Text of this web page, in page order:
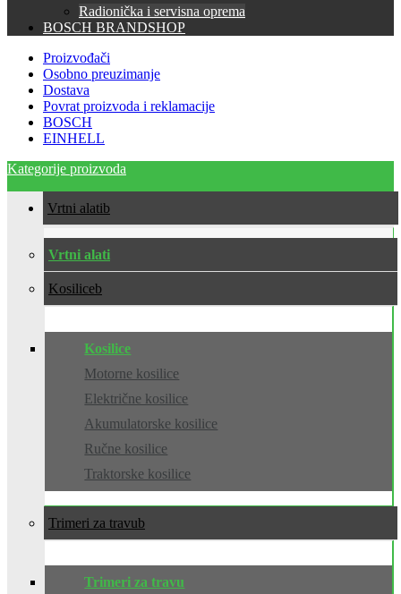
Radionička i servisna oprema
BOSCH BRANDSHOP
Proizvođači
Osobno preuzimanje
Dostava
Povrat proizvoda i reklamacije
BOSCH
EINHELL
Kategorije proizvoda
Vrtni alati
Vrtni alati
Kosilice
Kosilice
Motorne kosilice
Električne kosilice
Akumulatorske kosilice
Ručne kosilice
Traktorske kosilice
Trimeri za travu
Trimeri za travu